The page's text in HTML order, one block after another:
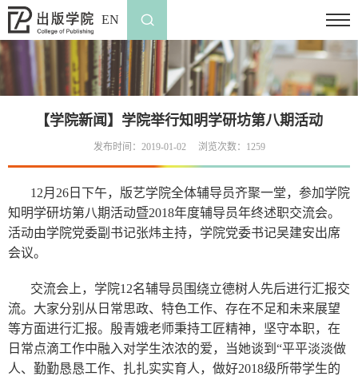
EN
【学院新闻】学院举行知明学研坊第八期活动
发布时间：2019-01-02 浏览次数： 1259
12月 26 日下午，版艺学院全体辅导员齐聚一堂，参加学院
知明学研坊第八期活动暨2018年度辅导员年终述职交流会。
活动由学院党委副书记张炜主持，学院党委书记吴建安出席
会议。
交流会上，学院12名辅导员围绕立德树人先后进行汇报交
流。大家分别从日常思政、特色工作、存在不足和未来展望
等方面进行汇报。殷青娥老师秉持工匠精神，坚守本职，在
日常点滴工作中融入对学生浓浓的爱，当她谈到“平平淡淡做
人、勤勤恳恳工作、扎扎实实育人，做好2018级所带学生的